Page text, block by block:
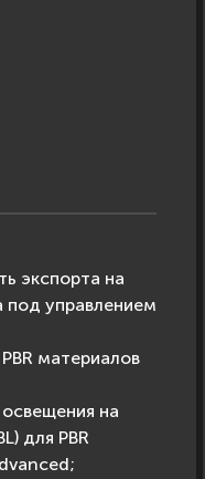
экспорта на
под управлением
материалов
на
для PBR